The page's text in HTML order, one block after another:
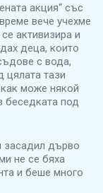
акция“ със
вече учехме
активизира и
деца, които
с вода,
цялата тази
може някой
беседката под
засадил дърво
не се бяха
и беше много